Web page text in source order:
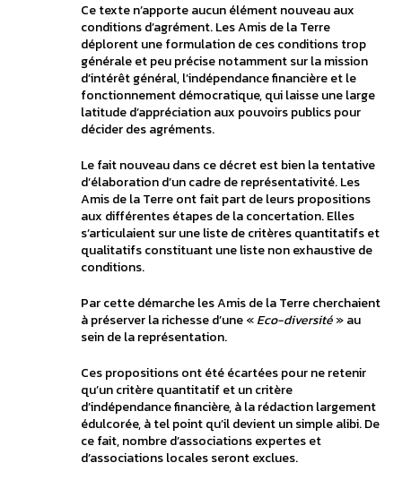
Ce texte n’apporte aucun élément nouveau aux
conditions d’agrément. Les Amis de la Terre
déplorent une formulation de ces conditions trop
générale et peu précise notamment sur la mission
d’intérêt général, l’indépendance financière et le
fonctionnement démocratique, qui laisse une large
latitude d’appréciation aux pouvoirs publics pour
décider des agréments.
Le fait nouveau dans ce décret est bien la tentative
d’élaboration d’un cadre de représentativité. Les
Amis de la Terre ont fait part de leurs propositions
aux différentes étapes de la concertation. Elles
s’articulaient sur une liste de critères quantitatifs et
qualitatifs constituant une liste non exhaustive de
conditions.
Par cette démarche les Amis de la Terre cherchaient
à préserver la richesse d’une «Eco-diversité» au
sein de la représentation.
Ces propositions ont été écartées pour ne retenir
qu’un critère quantitatif et un critère
d’indépendance financière, à la rédaction largement
édulcorée, à tel point qu’il devient un simple alibi. De
ce fait, nombre d’associations expertes et
d’associations locales seront exclues.